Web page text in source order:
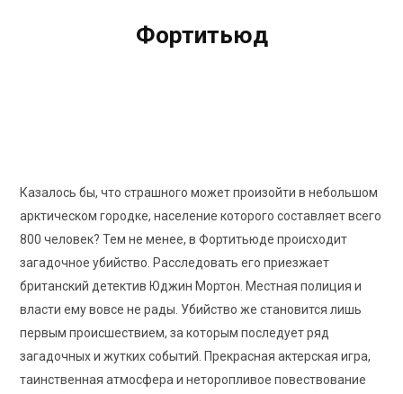
Фортитьюд
Казалось бы, что страшного может произойти в небольшом
арктическом городке, население которого составляет всего
800 человек? Тем не менее, в Фортитьюде происходит
загадочное убийство. Расследовать его приезжает
британский детектив Юджин Мортон. Местная полиция и
власти ему вовсе не рады. Убийство же становится лишь
первым происшествием, за которым последует ряд
загадочных и жутких событий. Прекрасная актерская игра,
таинственная атмосфера и неторопливое повествование